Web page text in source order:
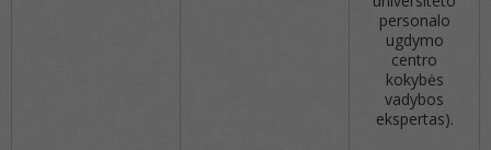
personalo
ugdymo
centro
kokybės
vadybos
ekspertas).